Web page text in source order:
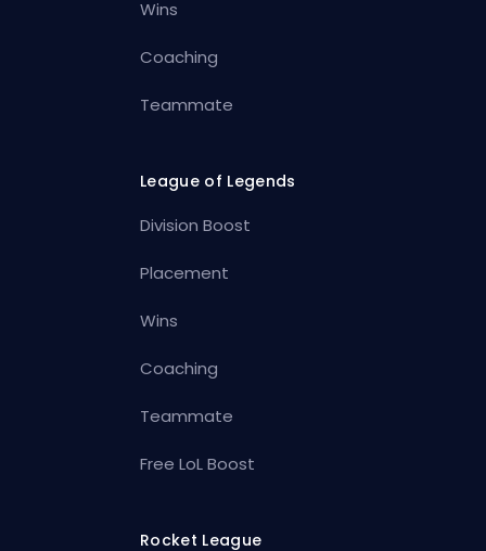
Wins
Coaching
Teammate
League of Legends
Division Boost
Placement
Wins
Coaching
Teammate
Free LoL Boost
Rocket League